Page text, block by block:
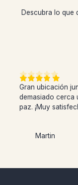
Descubra lo que
Gran ubicación
demasiado cerca
paz. ¡Muy
Martin